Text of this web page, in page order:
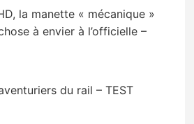
la manette « mécanique »
à envier à l’officielle –
du rail – TEST